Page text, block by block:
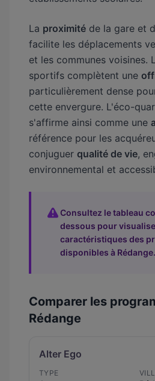
La proximité de la gare et
facilite les déplacements
et les communes voisines.
sportifs complètent une
particulièrement dense
cette envergure. L'éco-
s'affirme ainsi comme une
référence pour les
conjuguer qualité de vie,
environnemental et
Consultez le tableau
dessous pour
caractéristiques des
disponibles à Rédange.
Comparer les
Rédange
Alter Ego
TYPE